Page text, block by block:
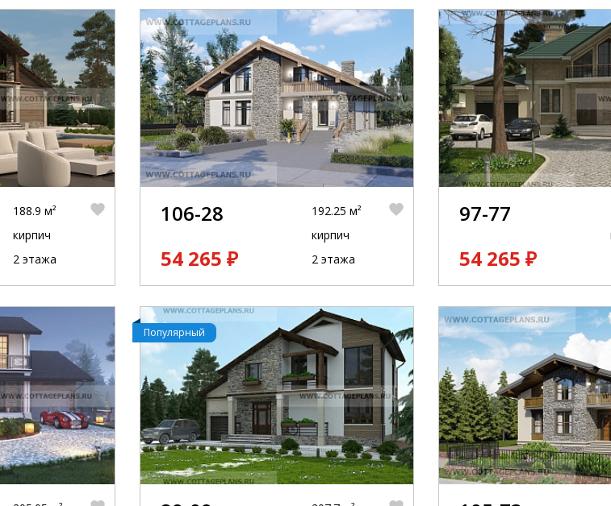
188.9 м²
кирпич
2 этажа
106-28
54 265 ₽
192.25 м²
кирпич
2 этажа
97-77
54 265 ₽
Популярный